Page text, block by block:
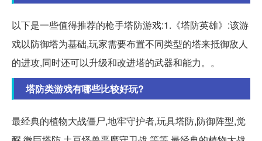
以下是一些值得推荐的枪手塔防游戏:1.《塔防英雄》:该游
戏以防御塔为基础,玩家需要布置不同类型的塔来抵御敌人
的进攻,同时还可以升级和改进塔的武器和能力。。
塔防类游戏有哪些比较好玩?
最经典的植物大战僵尸,地牢守护者,玩具塔防,防御阵型,觉